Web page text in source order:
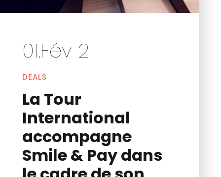
01.Fév 21
DEALS
La Tour
International
accompagne
Smile & Pay dans